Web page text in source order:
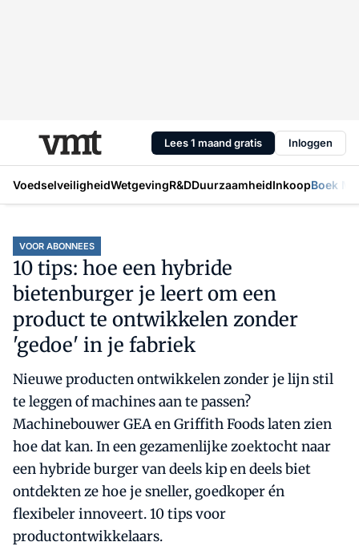
Lees 1 maand gratis Inloggen
VoedselveiligheidWetgevingR&DDuurzaamheidInkoopBoek
VOOR ABONNEES
10 tips: hoe een hybride
bietenburger je leert om een
product te ontwikkelen zonder
'gedoe' in je fabriek
Nieuwe producten ontwikkelen zonder je lijn stil
te leggen of machines aan te passen?
Machinebouwer GEA en Griffith Foods laten zien
hoe dat kan. In een gezamenlijke zoektocht naar
een hybride burger van deels kip en deels biet
ontdekten ze hoe je sneller, goedkoper én
flexibeler innoveert. 10 tips voor
productontwikkelaars.